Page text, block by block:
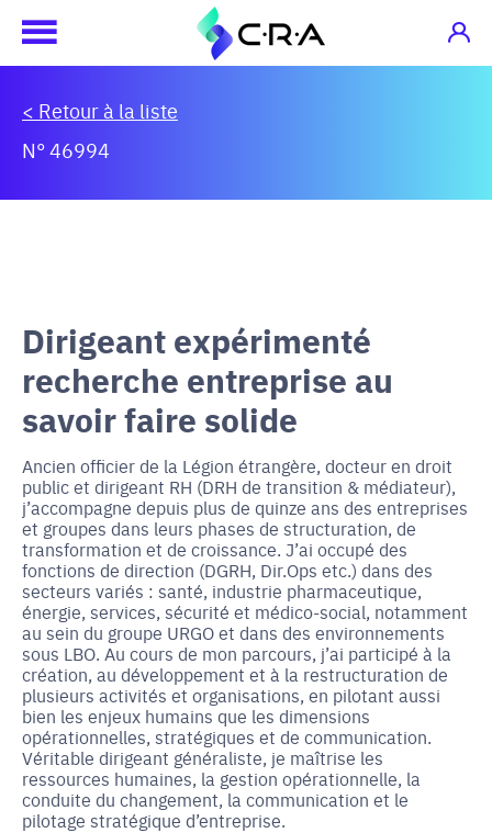
< Retour à la liste
N° 46994
Dirigeant expérimenté
recherche entreprise au
savoir faire solide
Ancien officier de la Légion étrangère, docteur en droit
public et dirigeant RH (DRH de transition & médiateur),
j’accompagne depuis plus de quinze ans des entreprises
et groupes dans leurs phases de structuration, de
transformation et de croissance. J’ai occupé des
fonctions de direction (DGRH, Dir.Ops etc.) dans des
secteurs variés : santé, industrie pharmaceutique,
énergie, services, sécurité et médico-social, notamment
au sein du groupe URGO et dans des environnements
sous LBO. Au cours de mon parcours, j’ai participé à la
création, au développement et à la restructuration de
plusieurs activités et organisations, en pilotant aussi
bien les enjeux humains que les dimensions
opérationnelles, stratégiques et de communication.
Véritable dirigeant généraliste, je maîtrise les
ressources humaines, la gestion opérationnelle, la
conduite du changement, la communication et le
pilotage stratégique d’entreprise.